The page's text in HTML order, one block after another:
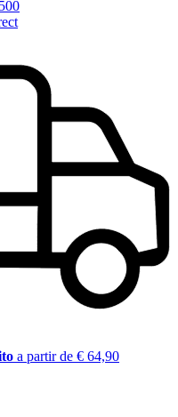
a partir de € 64,90